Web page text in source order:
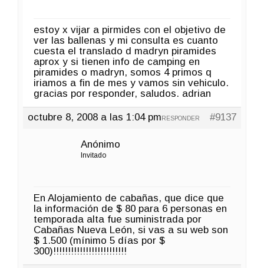
estoy x vijar a pirmides con el objetivo de
ver las ballenas y mi consulta es cuanto
cuesta el translado d madryn piramides
aprox y si tienen info de camping en
piramides o madryn, somos 4 primos q
iriamos a fin de mes y vamos sin vehiculo.
gracias por responder, saludos. adrian
octubre 8, 2008 a las 1:04 pm #9137
RESPONDER
Anónimo
Invitado
En Alojamiento de cabañas, que dice que
la información de $ 80 para 6 personas en
temporada alta fue suministrada por
Cabañas Nueva León, si vas a su web son
$ 1.500 (mínimo 5 días por $
300)!!!!!!!!!!!!!!!!!!!!!!!!!